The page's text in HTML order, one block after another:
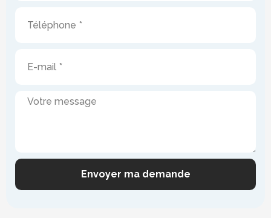
Envoyer ma demande